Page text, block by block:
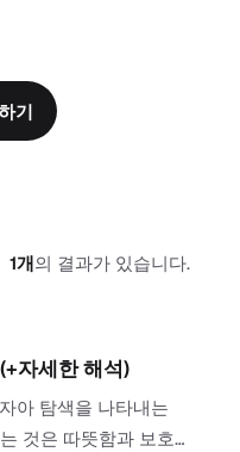
기
1개의 결과가 있습니다.
자세한 해석)
아 탐색을 나타내는
것은 따뜻함과 보호